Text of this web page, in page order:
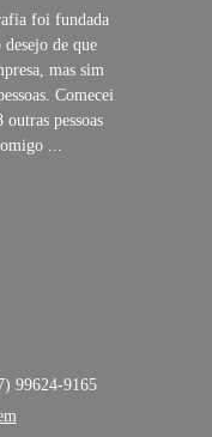
foi fundada
de que
mas sim
Comecei
pessoas
...
99624-9165